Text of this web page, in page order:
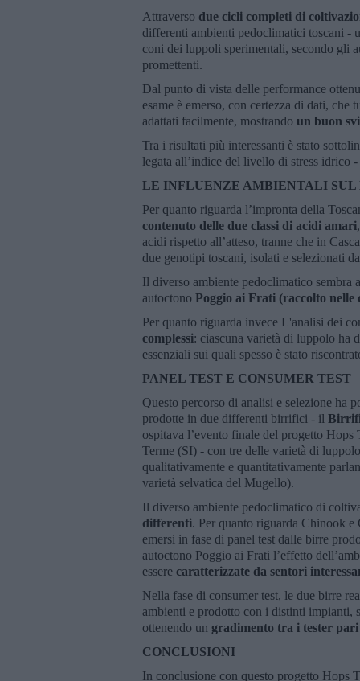
Attraverso due cicli completi di
differenti ambienti pedoclimatici toscani -
coni dei luppoli sperimentali, secondo gli
promettenti.
Dal punto di vista delle performance
esame è emerso, con certezza di dati,
adattati facilmente, mostrando un buon
Tra i risultati più interessanti è stato
legata all’indice del livello di stress idrico -
LE INFLUENZE AMBIENTALI SUL
Per quanto riguarda l’impronta della
contenuto delle due classi di acidi amari
acidi rispetto all’atteso, tranne che in
due genotipi toscani, isolati e selezionati
Il diverso ambiente pedoclimatico
autoctono Poggio ai Frati (raccolto nelle
Per quanto riguarda invece L'analisi dei
complessi: ciascuna varietà di luppolo ha
essenziali sui quali spesso è stato
PANEL TEST E CONSUMER TEST
Questo percorso di analisi e selezione ha
prodotte in due differenti birrifici - il
ospitava l’evento finale del progetto Hops
Terme (SI) - con tre delle varietà di
qualitativamente e quantitativamente
varietà selvatica del Mugello).
Il diverso ambiente pedoclimatico di
differenti. Per quanto riguarda Chinook
emersi in fase di panel test dalle birre
autoctono Poggio ai Frati l’effetto
essere caratterizzate da sentori
Nella fase di consumer test, le due birre
ambienti e prodotto con i distinti impianti,
ottenendo un gradimento tra i tester pari
CONCLUSIONI
In conclusione con questo progetto Hops